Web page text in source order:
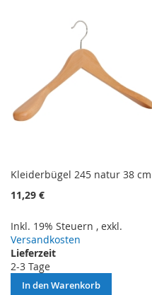
Kleiderbügel 245 natur 38 cm
11,29 €
Inkl. 19% Steuern , exkl.
Versandkosten
Lieferzeit
2-3 Tage
In den Warenkorb